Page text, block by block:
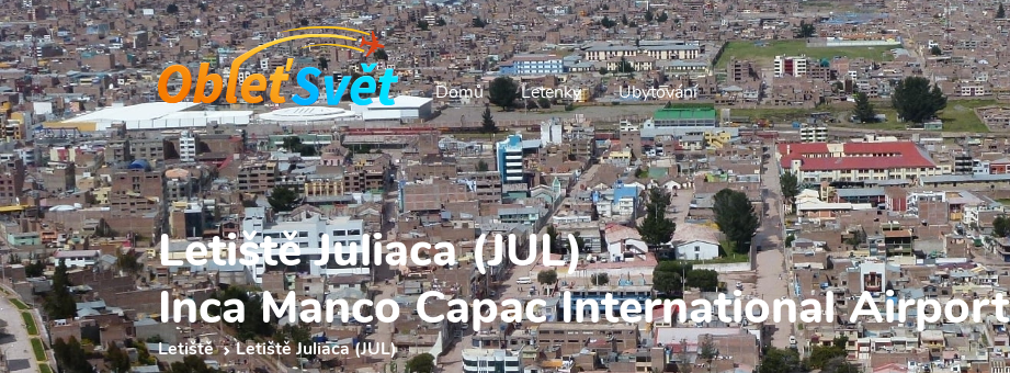
Domů Letenky Ubytování
Letiště Juliaca (JUL)
Inca Manco Capac International Airport
Letiště Letiště Juliaca (JUL)